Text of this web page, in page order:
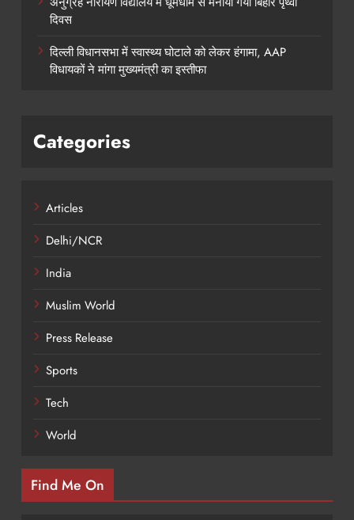
दिवस
दिल्ली विधानसभा में स्वास्थ्य घोटाले को लेकर हंगामा, AAP
विधायकों ने मांगा मुख्यमंत्री का इस्तीफा
Categories
Articles
Delhi/NCR
India
Muslim World
Press Release
Sports
Tech
World
Find Me On